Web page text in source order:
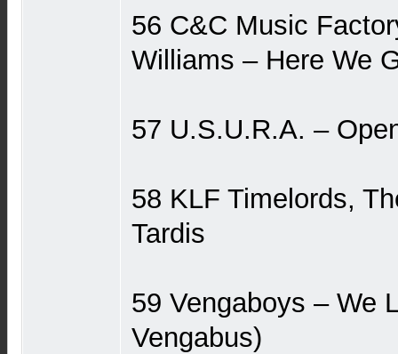
56 C&C Music
Williams ‎– Here We
57 U.S.U.R.A. ‎–
58 KLF Timelords,
Tardis
59 Vengaboys ‎– We
Vengabus)